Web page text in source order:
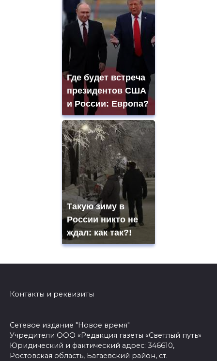
Где будет встреча
президентов США
и России: Европа?
Такую зиму в
России никто не
ждал: как так?!
Контакты и реквизиты
Сетевое издание "Новое время"
Учредители ООО «Редакция газеты «Светлый путь»
Юридический и фактический адрес: 346610,
Ростовская область, Багаевский район, ст.